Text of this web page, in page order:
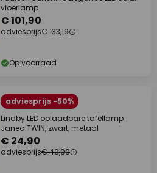
vloerlamp
€ 101,90
adviesprijs€ 133,19
Op voorraad
adviesprijs -50%
Lindby LED oplaadbare tafellamp
Janea TWIN, zwart, metaal
€ 24,90
adviesprijs€ 49,90